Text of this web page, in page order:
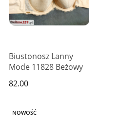
Biustonosz Lanny
Mode 11828 Beżowy
82.00
NOWOŚĆ